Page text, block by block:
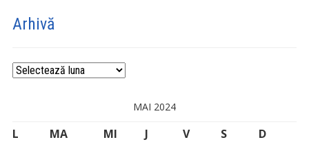
Arhivă
Arhivă
MAI 2024
L MA MI J V S
D